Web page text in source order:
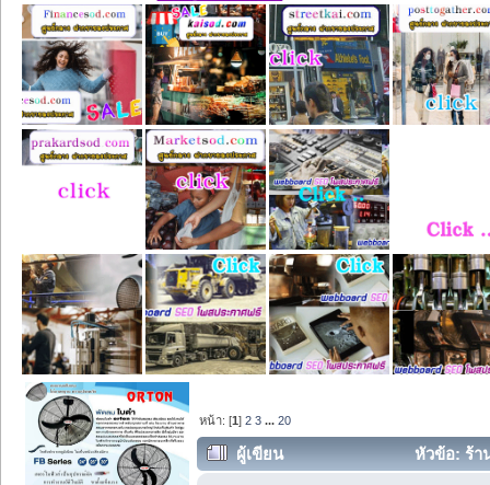
หน้า: [1]2 3 ...20
ผู้เขียน หัวข้อ: ร้า